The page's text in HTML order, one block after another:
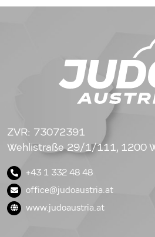
ZVR: 73072391
Wehlistraße 29/1/111, 1200
+43 1 332 48 48
office@judoaustria.at
www.judoaustria.at